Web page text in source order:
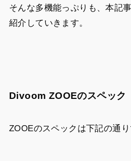
そんな多機能っぷりも、本記
紹介していきます。
Divoom ZOOEのスペック
ZOOEのスペックは下記の通り